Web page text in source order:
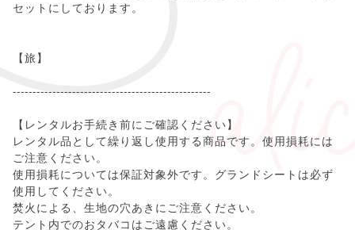
セットにしております。
【旅】
--------------------------------------------------
【レンタルお手続き前にご確認ください】
レンタル品として繰り返し使用する商品です。使用損耗には
ご注意ください。
使用損耗については保証対象外です。グランドシートは必ず
使用してください。
焚火による、生地の穴あきにご注意ください。
テント内でのおタバコはご遠慮ください。